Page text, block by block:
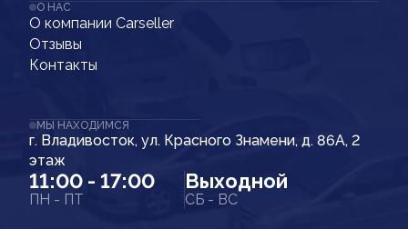
О НАС
О компании Carseller
Отзывы
Контакты
МЫ НАХОДИМСЯ
г. Владивосток, ул. Красного Знамени, д. 86А, 2
этаж
11:00 - 17:00
ПН - ПТ
Выходной
СБ - ВС